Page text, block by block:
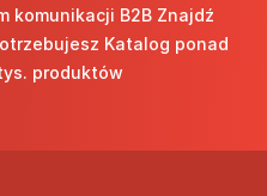
komunikacji B2B Znajdź
Katalog ponad
produktów